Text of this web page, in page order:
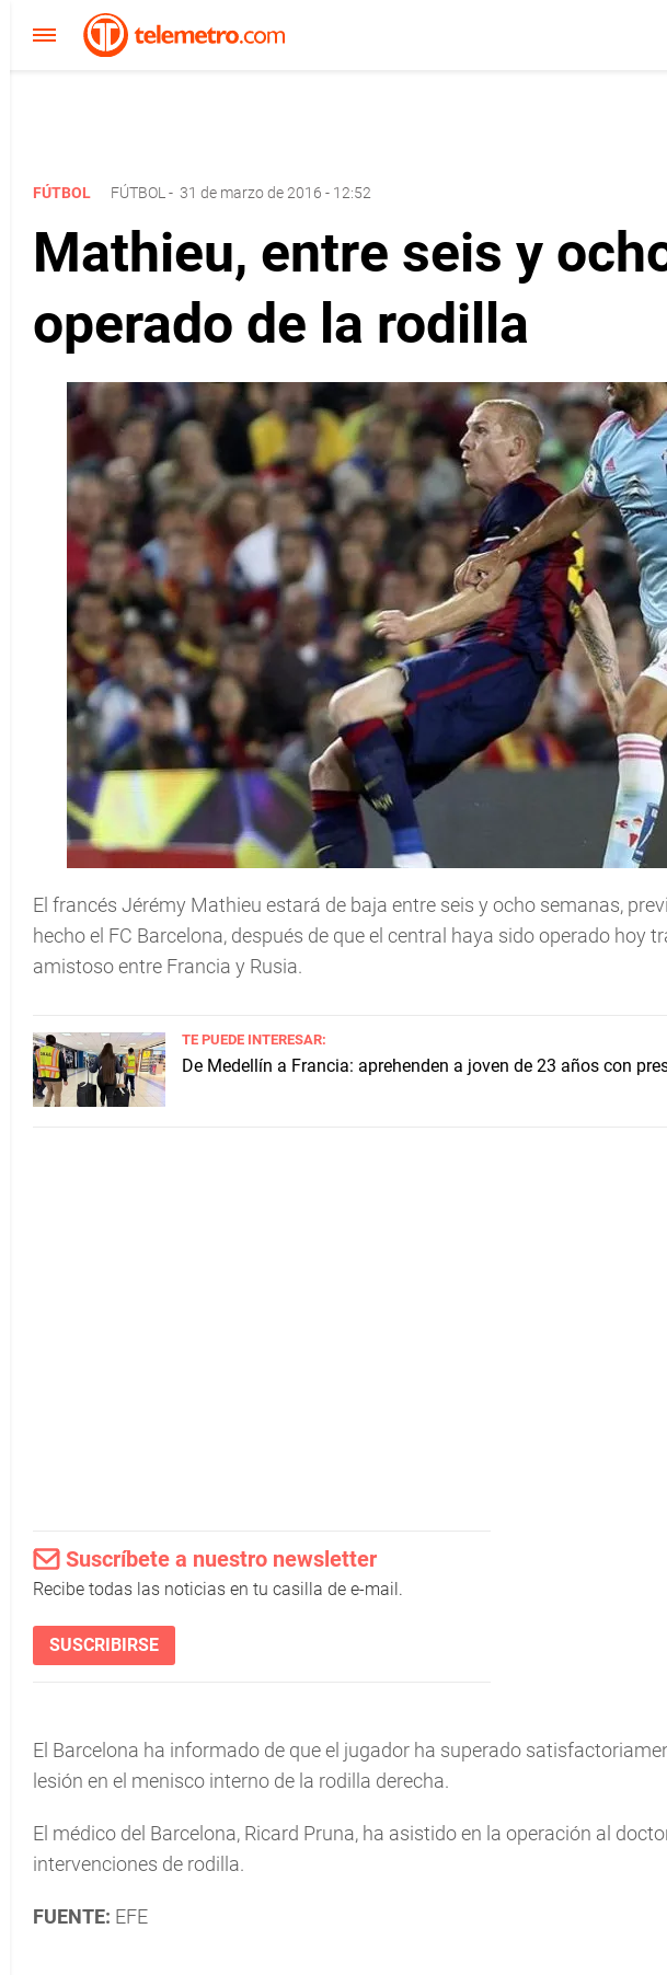
FÚTBOL FÚTBOL - 31 de marzo de 2016 - 12:52
Mathieu, entre seis y
operado de la rodilla
El francés Jérémy Mathieu estará de baja entre seis y ocho semanas,
hecho el FC Barcelona, después de que el central haya sido operado hoy
amistoso entre Francia y Rusia.
TE PUEDE INTERESAR:
De Medellín a Francia: aprehenden a joven de 23 años con
Suscríbete a nuestro newsletter
Recibe todas las noticias en tu casilla de e-mail.
SUSCRIBIRSE
El Barcelona ha informado de que el jugador ha superado
lesión en el menisco interno de la rodilla derecha.
El médico del Barcelona, Ricard Pruna, ha asistido en la operación al
intervenciones de rodilla.
FUENTE: EFE